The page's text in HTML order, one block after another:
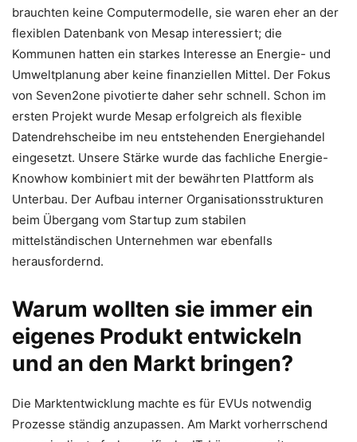
brauchten keine Computermodelle, sie waren eher an der
flexiblen Datenbank von Mesap interessiert; die
Kommunen hatten ein starkes Interesse an Energie- und
Umweltplanung aber keine finanziellen Mittel. Der Fokus
von Seven2one pivotierte daher sehr schnell. Schon im
ersten Projekt wurde Mesap erfolgreich als flexible
Datendrehscheibe im neu entstehenden Energiehandel
eingesetzt. Unsere Stärke wurde das fachliche Energie-
Knowhow kombiniert mit der bewährten Plattform als
Unterbau. Der Aufbau interner Organisationsstrukturen
beim Übergang vom Startup zum stabilen
mittelständischen Unternehmen war ebenfalls
herausfordernd.
Warum wollten sie immer ein
eigenes Produkt entwickeln
und an den Markt bringen?
Die Marktentwicklung machte es für EVUs notwendig
Prozesse ständig anzupassen. Am Markt vorherrschend